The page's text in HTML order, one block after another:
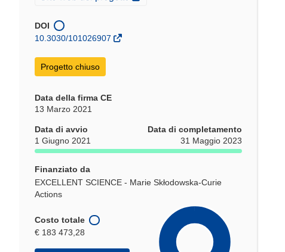
una
nuova
DOI
10.3030/101026907
Progetto chiuso
Data della firma CE
13 Marzo 2021
Data di avvio
1 Giugno 2021
Data di completamento
31 Maggio 2023
Finanziato da
EXCELLENT SCIENCE - Marie Skłodowska-Curie
Actions
Costo totale
€ 183 473,28